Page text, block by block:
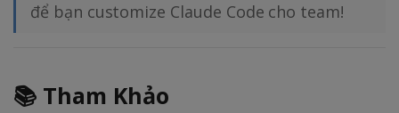
để bạn customize Claude Code cho team!
📚 Tham Khảo